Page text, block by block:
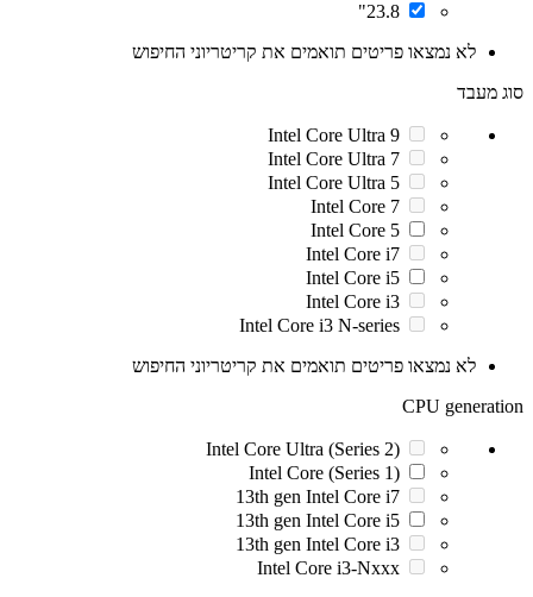
23.8"
לא נמצאו פריטים תואמים את קריטריוני החיפוש
סוג מעבד
Intel Core Ultra 9
Intel Core Ultra 7
Intel Core Ultra 5
Intel Core 7
Intel Core 5
Intel Core i7
Intel Core i5
Intel Core i3
Intel Core i3 N-series
לא נמצאו פריטים תואמים את קריטריוני החיפוש
CPU generation
Intel Core Ultra (Series 2)
Intel Core (Series 1)
13th gen Intel Core i7
13th gen Intel Core i5
13th gen Intel Core i3
Intel Core i3-Nxxx